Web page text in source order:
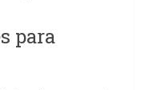
para